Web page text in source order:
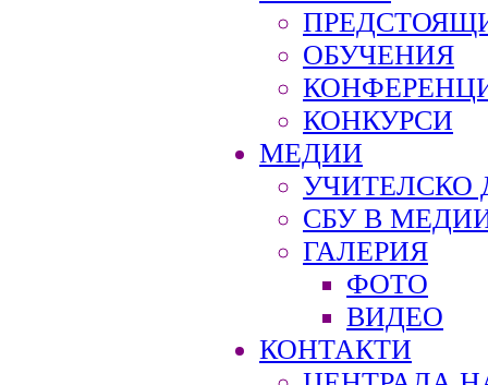
ОБУЧЕНИЯ
КОНКУРСИ
МЕДИИ
УЧИТЕЛСКО
СБУ В
ГАЛЕРИЯ
ФОТО
ВИДЕО
КОНТАКТИ